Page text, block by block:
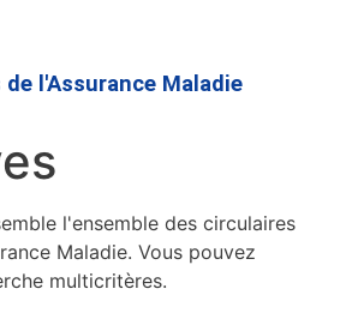
contenu
l'Assurance Maladie
l'ensemble des circulaires
Maladie. Vous pouvez
multicritères.